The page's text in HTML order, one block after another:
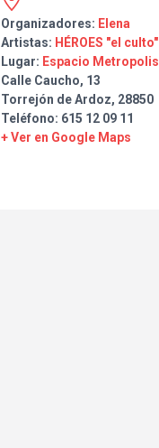
Organizadores: Elena
Artistas: HÉROES "el culto"
Lugar: Espacio Metropolis
Calle Caucho, 13
Torrejón de Ardoz, 28850
Teléfono: 615 12 09 11
+ Ver en Google Maps